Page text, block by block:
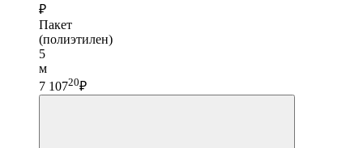
₽
Пакет
(полиэтилен)
5
м
7 10720₽